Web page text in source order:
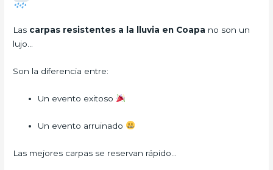
Las carpas resistentes a la lluvia en Coapa no son un
lujo…
Son la diferencia entre:
Un evento exitoso
Un evento arruinado
Las mejores carpas se reservan rápido…